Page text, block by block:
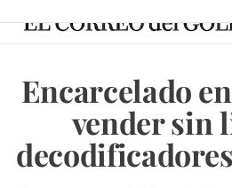
Encarcelado
vender sin